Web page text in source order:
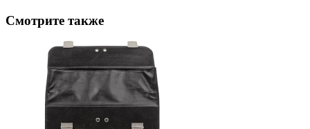
Смотрите также